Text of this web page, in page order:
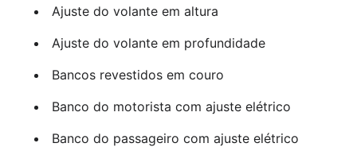
Ajuste do volante em altura
Ajuste do volante em profundidade
Bancos revestidos em couro
Banco do motorista com ajuste elétrico
Banco do passageiro com ajuste elétrico